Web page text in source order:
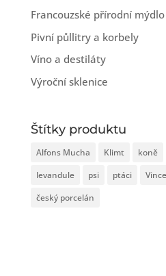
Francouzské přírodní
Pivní půllitry a korbely
Víno a destiláty
Výroční sklenice
Štítky produktu
Alfons Mucha Klimt koně
levandule
psi ptáci
český porcelán